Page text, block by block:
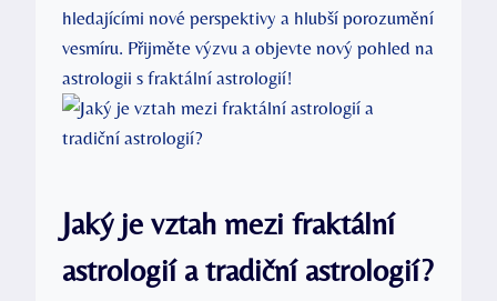
hledajícími nové ⁤perspektivy a hlubší porozumění
vesmíru. Přijměte výzvu a objevte nový pohled na‌
astrologii s fraktální astrologií!
Jaký je vztah‍ mezi fraktální
astrologií a tradiční astrologií?